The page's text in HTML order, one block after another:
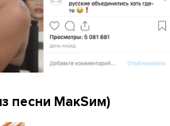
песни МакSим)